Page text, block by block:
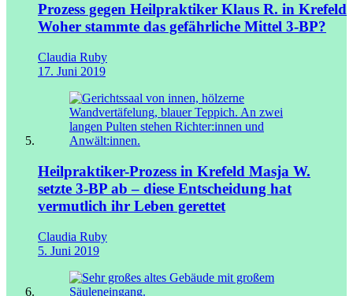
Prozess gegen Heilpraktiker Klaus R. in Krefeld
Woher stammte das gefährliche Mittel 3-BP?
Claudia Ruby
17. Juni 2019
Heilpraktiker-Prozess in Krefeld Masja W.
setzte 3-BP ab – diese Entscheidung hat
vermutlich ihr Leben gerettet
Claudia Ruby
5. Juni 2019